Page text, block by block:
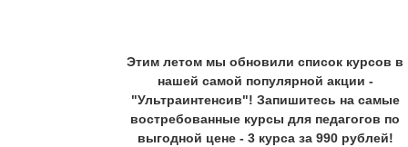
Этим летом мы обновили список курсов в
нашей самой популярной акции -
"Ультраинтенсив"! Запишитесь на самые
востребованные курсы для педагогов по
выгодной цене - 3 курса за 990 рублей!